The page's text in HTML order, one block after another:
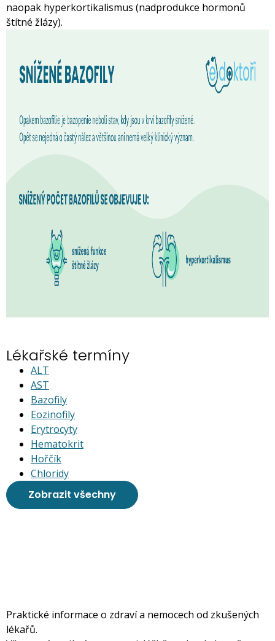
naopak hyperkortikalismus (nadprodukce hormonů
štítné žlázy).
Lékařské termíny
ALT
AST
Bazofily
Eozinofily
Erytrocyty
Hematokrit
Hořčík
Chloridy
Zobrazit všechny
Praktické informace o zdraví a nemocech od zkušených
lékařů.